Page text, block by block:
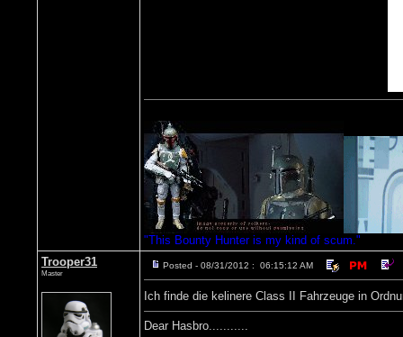
"This Bounty Hunter is my kind of scum."
Trooper31
Master
Posted - 08/31/2012 : 06:15:12 AM
Ich finde die kelinere Class II Fahrzeuge in
Dear Hasbro...........